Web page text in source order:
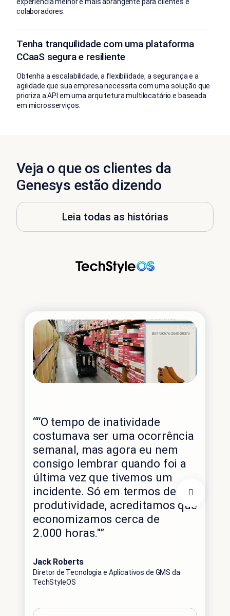
colaboradores.
Tenha tranquilidade com uma plataforma
CCaaS segura e resiliente
Obtenha a escalabilidade, a flexibilidade, a segurança e a
agilidade que sua empresa necessita com uma solução que
prioriza a API em uma arquitetura multilocatário e baseada
em microsserviços.
Veja o que os clientes da
Genesys estão dizendo
Leia todas as histórias
““O tempo de inatividade
costumava ser uma ocorrência
semanal, mas agora eu nem
consigo lembrar quando foi a
última vez que tivemos um
incidente. Só em termos de
produtividade, acreditamos que
economizamos cerca de
2.000 horas."”
Jack Roberts
Diretor de Tecnologia e Aplicativos de GMS da
TechStyleOS